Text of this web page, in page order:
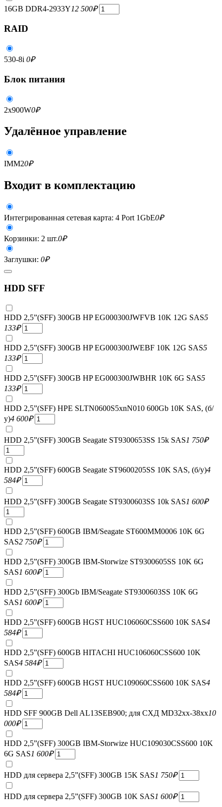
16GB DDR4-2933Y12 500₽
RAID
530-8i 0₽
Блок питания
2x900W0₽
Удалённое управление
IMM20₽
Входит в комплектацию
Интегрированная сетевая карта: 4 Port 1GbE0₽
Корзинки: 2 шт.0₽
Заглушки: 0₽
HDD SFF
HDD 2,5”(SFF) 300GB HP EG000300JWFVB 10K 12G SAS5
133₽
HDD 2,5”(SFF) 300GB HP EG000300JWEBF 10K 12G SAS5
133₽
HDD 2,5”(SFF) 300GB HP EG000300JWBHR 10K 6G SAS5
133₽
HDD 2,5”(SFF) HPE SLTN0600S5xnN010 600Gb 10K SAS, (б/
у)4 600₽
HDD 2,5”(SFF) 300GB Seagate ST9300653SS 15k SAS1 750₽
HDD 2,5”(SFF) 600GB Seagate ST9600205SS 10K SAS, (б/у)4
584₽
HDD 2,5”(SFF) 300GB Seagate ST9300603SS 10k SAS1 600₽
HDD 2,5”(SFF) 600GB IBM/Seagate ST600MM0006 10K 6G
SAS2 750₽
HDD 2,5”(SFF) 300GB IBM-Storwize ST9300605SS 10K 6G
SAS1 600₽
HDD 2,5”(SFF) 300Gb IBM/Seagate ST9300603SS 10K 6G
SAS1 600₽
HDD 2,5”(SFF) 600GB HGST HUC106060CSS600 10K SAS4
584₽
HDD 2,5”(SFF) 600GB HITACHI HUC106060CSS600 10K
SAS4 584₽
HDD 2,5”(SFF) 600GB HGST HUC109060CSS600 10K SAS4
584₽
HDD SFF 900GB Dell AL13SEB900; для СХД MD32xx-38xx10
000₽
HDD 2,5”(SFF) 300GB IBM-Storwize HUC109030CSS600 10K
6G SAS1 600₽
HDD для сервера 2,5”(SFF) 300GB 15K SAS1 750₽
HDD для сервера 2,5”(SFF) 300GB 10K SAS1 600₽